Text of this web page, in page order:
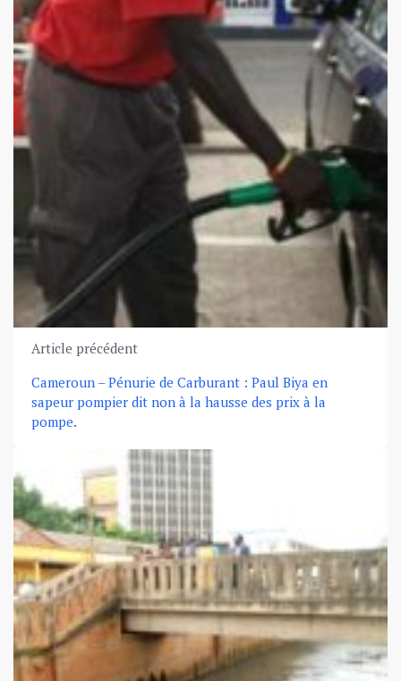
Article précédent
Cameroun – Pénurie de Carburant : Paul Biya en
sapeur pompier dit non à la hausse des prix à la
pompe.